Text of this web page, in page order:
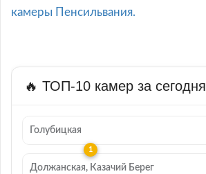
камеры Пенсильвания.
🔥 ТОП-10 камер за сегодня
Голубицкая
Должанская, Казачий Берег